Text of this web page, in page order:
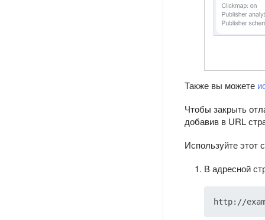
Также вы можете
Чтобы закрыть
добавив в URL
Используйте этот
В адресной